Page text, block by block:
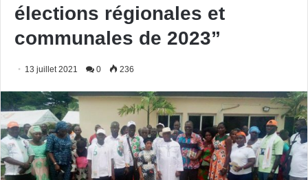
élections régionales et
communales de 2023”
13 juillet 2021 0 236